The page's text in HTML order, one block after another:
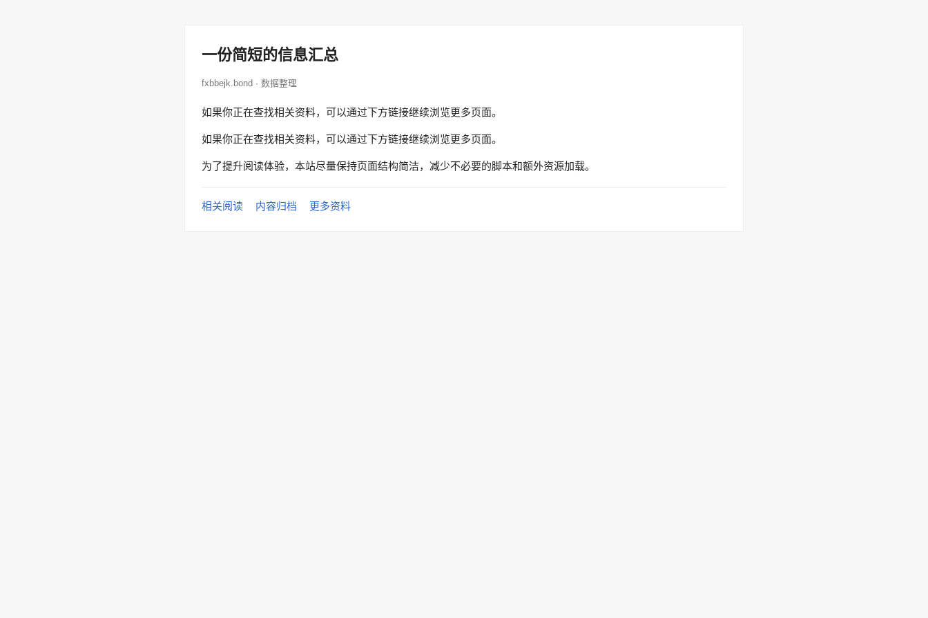
一份简短的信息汇总
fxbbejk.bond · 数据整理
如果你正在查找相关资料，可以通过下方链接继续浏览更多页面。
如果你正在查找相关资料，可以通过下方链接继续浏览更多页面。
为了提升阅读体验，本站尽量保持页面结构简洁，减少不必要的脚本和额外资源加载。
相关阅读 内容归档 更多资料